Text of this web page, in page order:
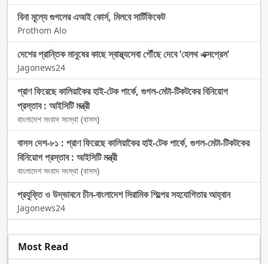
বিনা মূল্যে গুগলের এআই কোর্স, মিলবে সার্টিফিকেট
Prothom Alo
দেশের প্রান্তিক মানুষের কাছে স্বাস্থ্যসেবা পৌঁছে দেবে ‘হেলথ এক্সপ্রেস’
Jagonews24
প্রাণ ফিরেছে কালিয়াকৈর হাই-টেক পার্কে, গুগল-মেটা-টিকটকের বিনিয়োগ
প্রস্তাব : আইসিটি মন্ত্রী
বাংলাদেশ সংবাদ সংস্থা (বাসস)
বাসস দেশ-৮১ : প্রাণ ফিরেছে কালিয়াকৈর হাই-টেক পার্কে, গুগল-মেটা-টিকটকের
বিনিয়োগ প্রস্তাব : আইসিটি মন্ত্রী
বাংলাদেশ সংবাদ সংস্থা (বাসস)
প্রযুক্তি ও উদ্ভাবনে চীন-বাংলাদেশ সিরামিক শিল্পের সহযোগিতার আহ্বান
Jagonews24
Most Read